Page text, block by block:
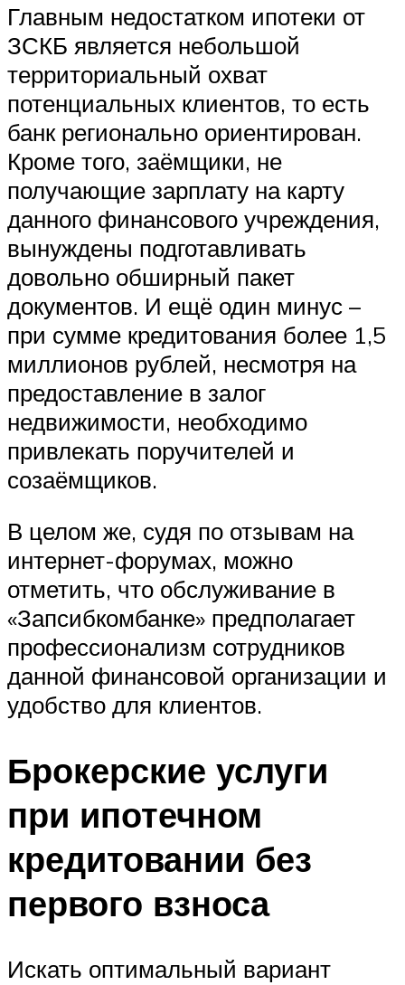
Главным недостатком ипотеки от
ЗСКБ является небольшой
территориальный охват
потенциальных клиентов, то есть
банк регионально ориентирован.
Кроме того, заёмщики, не
получающие зарплату на карту
данного финансового учреждения,
вынуждены подготавливать
довольно обширный пакет
документов. И ещё один минус –
при сумме кредитования более 1,5
миллионов рублей, несмотря на
предоставление в залог
недвижимости, необходимо
привлекать поручителей и
созаёмщиков.
В целом же, судя по отзывам на
интернет-форумах, можно
отметить, что обслуживание в
«Запсибкомбанке» предполагает
профессионализм сотрудников
данной финансовой организации и
удобство для клиентов.
Брокерские услуги
при ипотечном
кредитовании без
первого взноса
Искать оптимальный вариант